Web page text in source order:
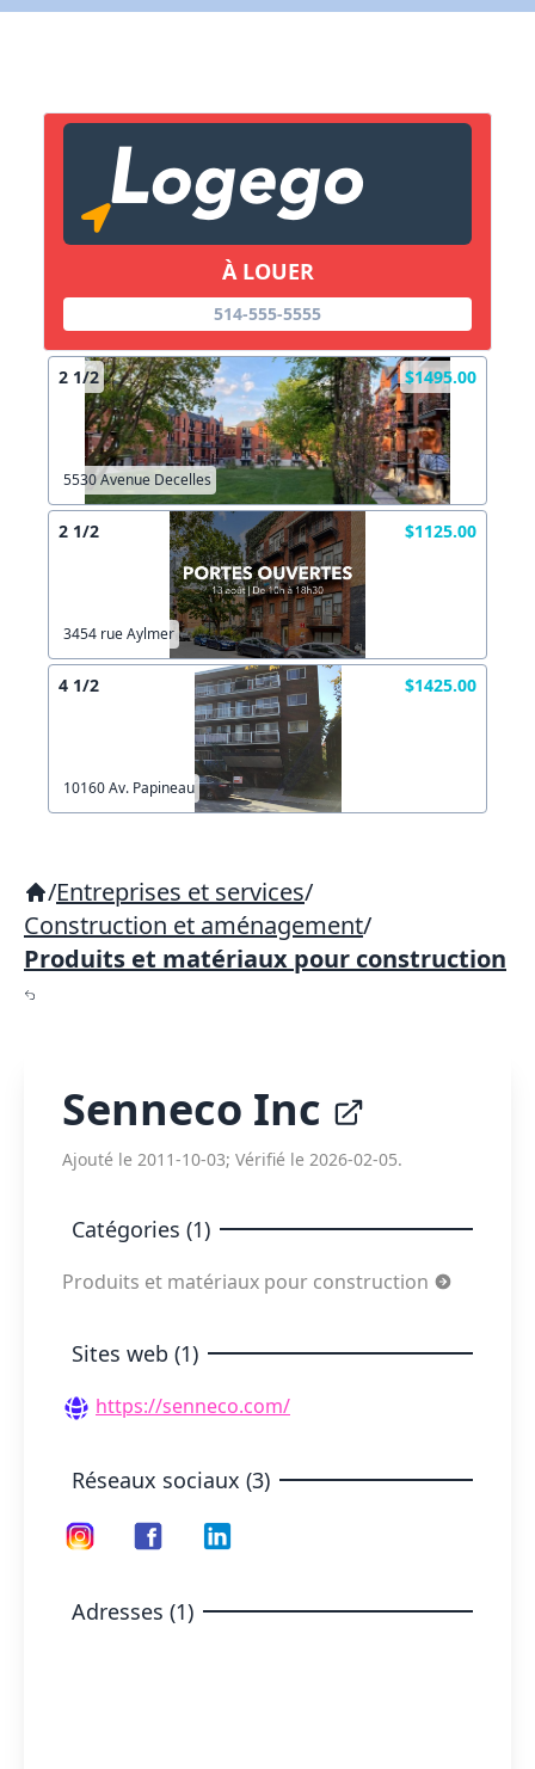
À LOUER
514-555-5555
2 1/2 $1495.00
5530 Avenue Decelles
2 1/2 $1125.00
3454 rue Aylmer
4 1/2 $1425.00
10160 Av. Papineau
/Entreprises et services/
Construction et aménagement/
Produits et matériaux pour construction
Senneco Inc
Ajouté le 2011-10-03; Vérifié le 2026-02-05.
Catégories (1)
Produits et matériaux pour construction
Sites web (1)
https://senneco.com/
Réseaux sociaux (3)
Adresses (1)
Lien vers inscription (sera inclus dans courriel)
Copier lien
X Fermer
X Fermer